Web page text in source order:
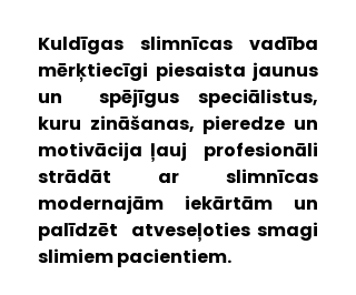
Kuldīgas slimnīcas vadība
mērķtiecīgi piesaista jaunus
un  spējīgus speciālistus,
kuru zināšanas, pieredze un
motivācija ļauj  profesionāli
strādāt ar slimnīcas
modernajām iekārtām un
palīdzēt  atveseļoties smagi
slimiem pacientiem.